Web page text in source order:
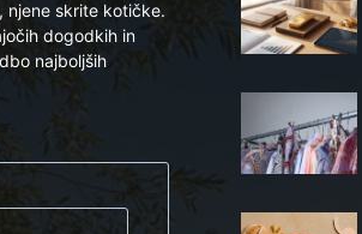
njene skrite kotičke.
dogodkih in
najboljših